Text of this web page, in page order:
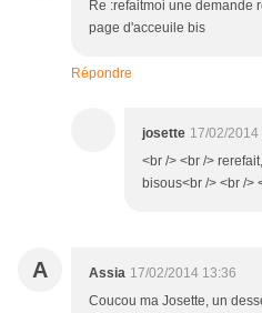
Re :refaitmoi une demande
page d'acceuile bis
Répondre
josette 17/02/2014
<br /> <br />
bisous<br /> <br />
A Assia 17/02/2014 13:36
Coucou ma Josette, un